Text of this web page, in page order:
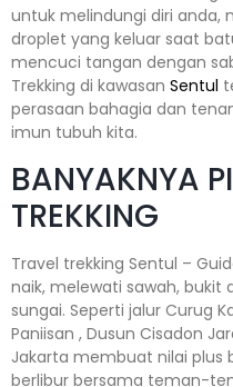
untuk melindungi diri anda,
droplet yang keluar saat
mencuci tangan dengan
Trekking di kawasan Sentul
perasaan bahagia dan
imun tubuh kita.
BANYAKNYA
TREKKING
Travel trekking Sentul –
naik, melewati sawah, bukit
sungai. Seperti jalur Curug
Paniisan , Dusun Cisadon
Jakarta membuat nilai plus
berlibur bersama teman-